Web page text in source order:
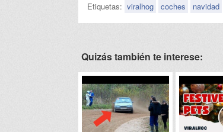
Etiquetas: viralhog coches navidad
Quizás también te interese: